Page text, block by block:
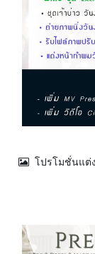
โปรโมชั่นแต่